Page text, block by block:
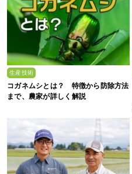
生産技術
コガネムシとは？ 特徴から防除方法
まで、農家が詳しく解説